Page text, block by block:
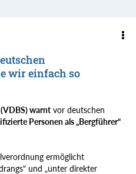
wir einfach so
warnt vor deutschen
Personen als „Bergführer“
ermöglicht
und „unter direkter